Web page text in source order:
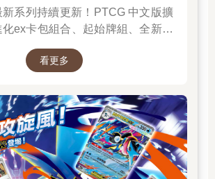
卡牌＆組合一次看
系列持續更新！PTCG 中文版擴
ex卡包組合、起始牌組、全新周
看更多